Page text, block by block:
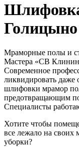
Голицыно
Мраморные полы и
Мастера «СВ
Современное
ликвидировать даже
шлифовки мрамор
предотвращающим
Специалисты
Хотите чтобы
все лежало на своих
уборки?